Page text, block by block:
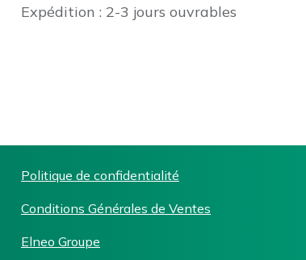
Expédition : 2-3 jours ouvrables
Politique de confidentialité
Conditions Générales de Ventes
Elneo Groupe